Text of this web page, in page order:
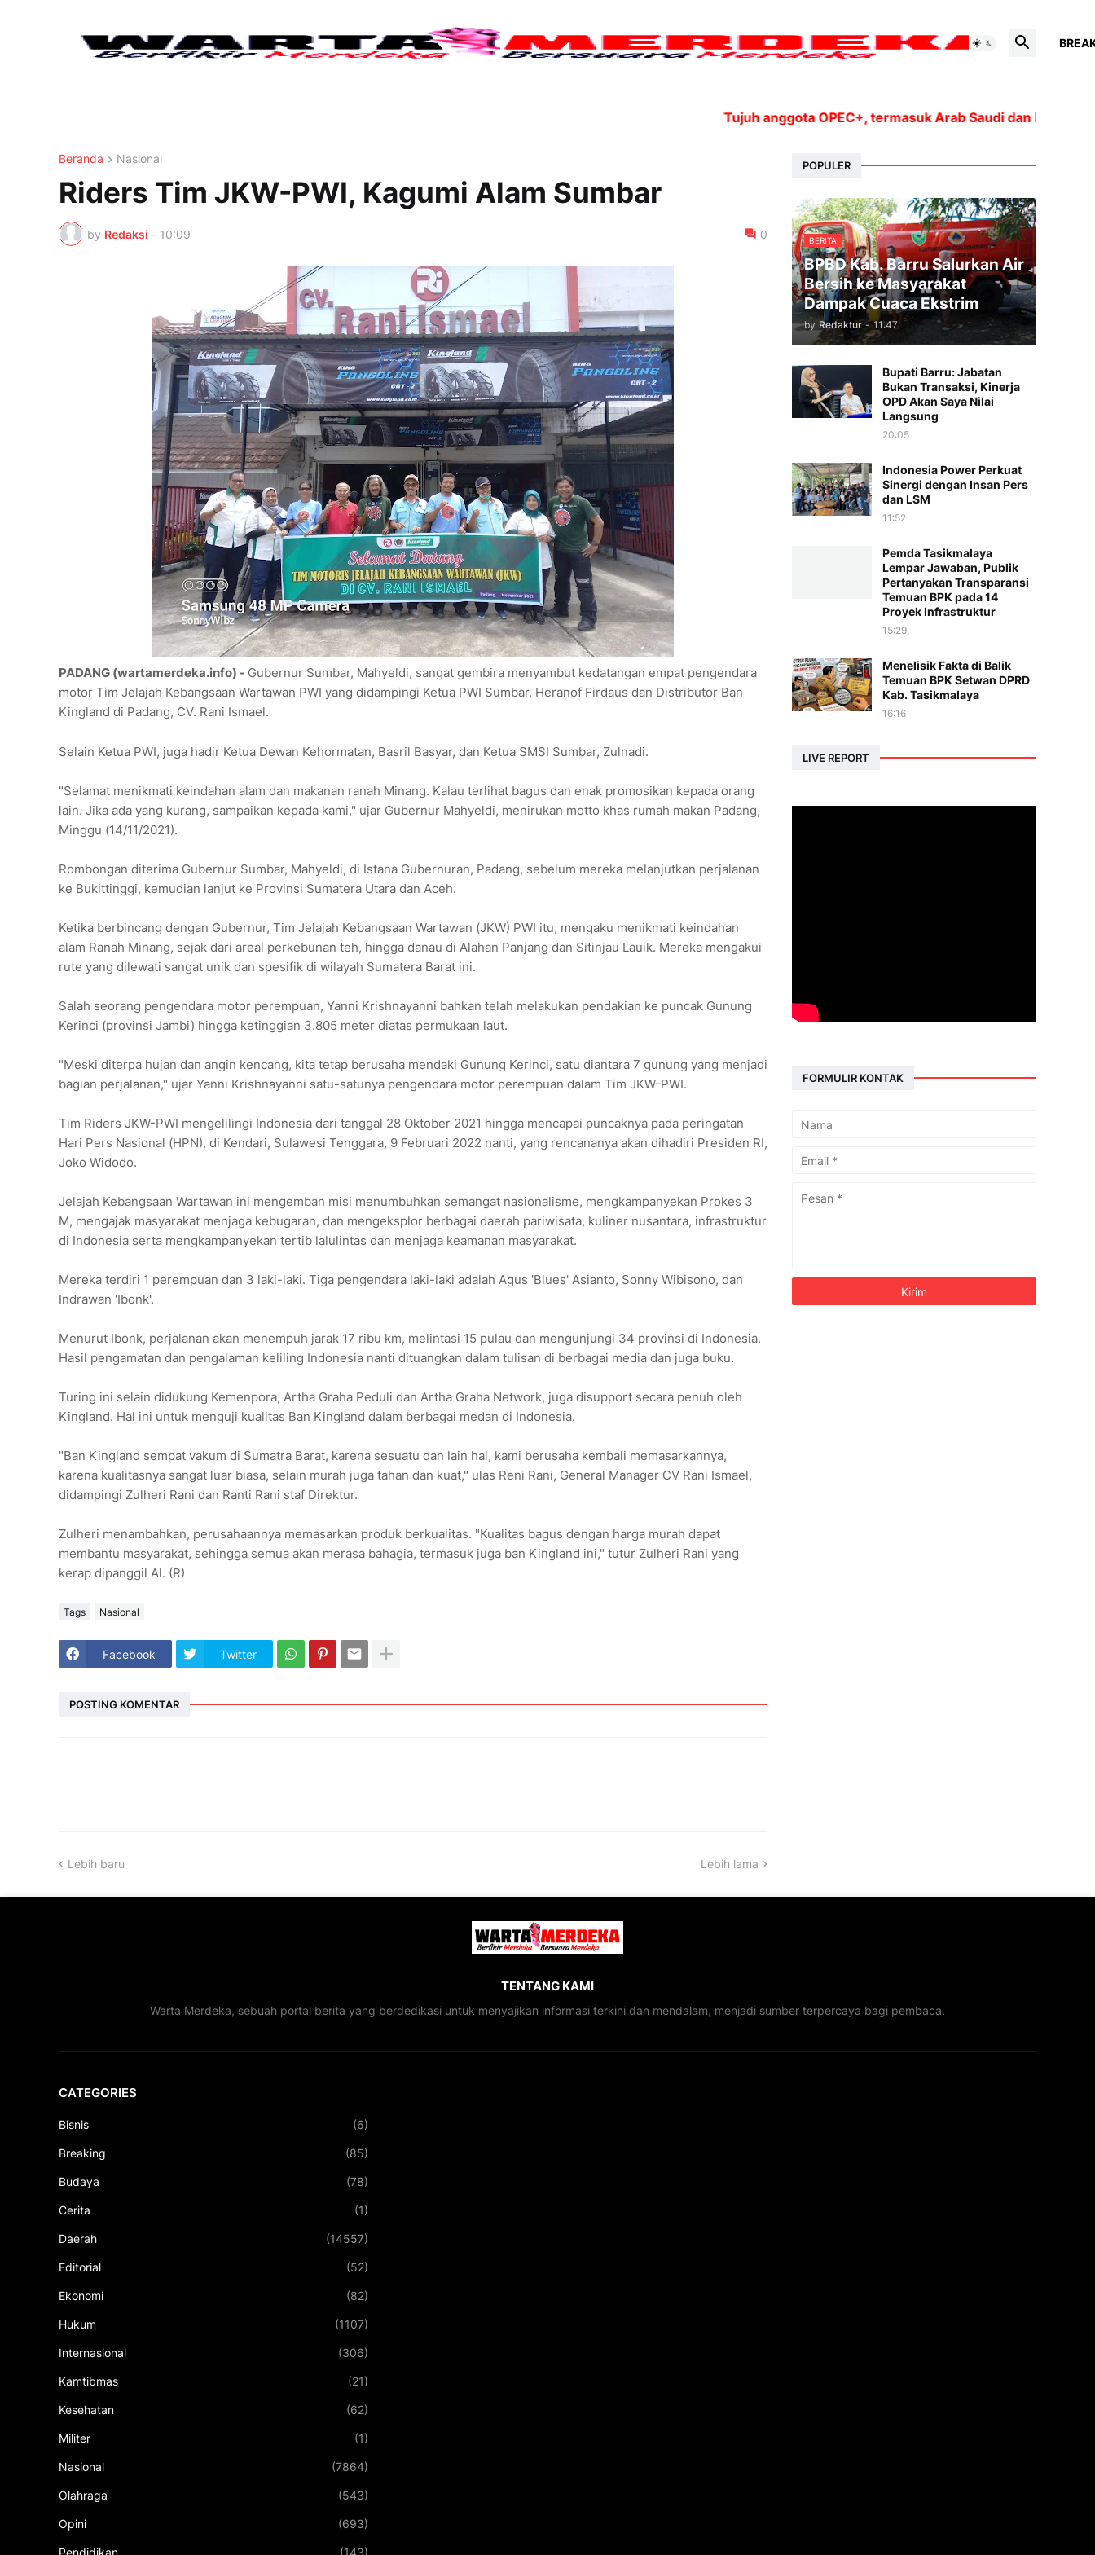
Tujuh anggota OPEC+, termasuk Arab Saudi dan Rusia, akan
Beranda Nasional
Riders Tim JKW-PWI, Kagumi Alam Sumbar
by Redaksi - 10:09 0
PADANG (wartamerdeka.info) - Gubernur Sumbar, Mahyeldi, sangat gembira menyambut kedatangan empat pengendara
motor Tim Jelajah Kebangsaan Wartawan PWI yang didampingi Ketua PWI Sumbar, Heranof Firdaus dan Distributor Ban
Kingland di Padang, CV. Rani Ismael.
Selain Ketua PWI, juga hadir Ketua Dewan Kehormatan, Basril Basyar, dan Ketua SMSI Sumbar, Zulnadi.
"Selamat menikmati keindahan alam dan makanan ranah Minang. Kalau terlihat bagus dan enak promosikan kepada orang
lain. Jika ada yang kurang, sampaikan kepada kami," ujar Gubernur Mahyeldi, menirukan motto khas rumah makan Padang,
Minggu (14/11/2021).
Rombongan diterima Gubernur Sumbar, Mahyeldi, di Istana Gubernuran, Padang, sebelum mereka melanjutkan perjalanan
ke Bukittinggi, kemudian lanjut ke Provinsi Sumatera Utara dan Aceh.
Ketika berbincang dengan Gubernur, Tim Jelajah Kebangsaan Wartawan (JKW) PWI itu, mengaku menikmati keindahan
alam Ranah Minang, sejak dari areal perkebunan teh, hingga danau di Alahan Panjang dan Sitinjau Lauik. Mereka mengakui
rute yang dilewati sangat unik dan spesifik di wilayah Sumatera Barat ini.
Salah seorang pengendara motor perempuan, Yanni Krishnayanni bahkan telah melakukan pendakian ke puncak Gunung
Kerinci (provinsi Jambi) hingga ketinggian 3.805 meter diatas permukaan laut.
"Meski diterpa hujan dan angin kencang, kita tetap berusaha mendaki Gunung Kerinci, satu diantara 7 gunung yang menjadi
bagian perjalanan," ujar Yanni Krishnayanni satu-satunya pengendara motor perempuan dalam Tim JKW-PWI.
Tim Riders JKW-PWI mengelilingi Indonesia dari tanggal 28 Oktober 2021 hingga mencapai puncaknya pada peringatan
Hari Pers Nasional (HPN), di Kendari, Sulawesi Tenggara, 9 Februari 2022 nanti, yang rencananya akan dihadiri Presiden RI,
Joko Widodo.
Jelajah Kebangsaan Wartawan ini mengemban misi menumbuhkan semangat nasionalisme, mengkampanyekan Prokes 3
M, mengajak masyarakat menjaga kebugaran, dan mengeksplor berbagai daerah pariwisata, kuliner nusantara, infrastruktur
di Indonesia serta mengkampanyekan tertib lalulintas dan menjaga keamanan masyarakat.
Mereka terdiri 1 perempuan dan 3 laki-laki. Tiga pengendara laki-laki adalah Agus 'Blues' Asianto, Sonny Wibisono, dan
Indrawan 'Ibonk'.
Menurut Ibonk, perjalanan akan menempuh jarak 17 ribu km, melintasi 15 pulau dan mengunjungi 34 provinsi di Indonesia.
Hasil pengamatan dan pengalaman keliling Indonesia nanti dituangkan dalam tulisan di berbagai media dan juga buku.
Turing ini selain didukung Kemenpora, Artha Graha Peduli dan Artha Graha Network, juga disupport secara penuh oleh
Kingland. Hal ini untuk menguji kualitas Ban Kingland dalam berbagai medan di Indonesia.
"Ban Kingland sempat vakum di Sumatra Barat, karena sesuatu dan lain hal, kami berusaha kembali memasarkannya,
karena kualitasnya sangat luar biasa, selain murah juga tahan dan kuat," ulas Reni Rani, General Manager CV Rani Ismael,
didampingi Zulheri Rani dan Ranti Rani staf Direktur.
Zulheri menambahkan, perusahaannya memasarkan produk berkualitas. "Kualitas bagus dengan harga murah dapat
membantu masyarakat, sehingga semua akan merasa bahagia, termasuk juga ban Kingland ini," tutur Zulheri Rani yang
kerap dipanggil Al. (R)
Tags Nasional
Facebook Twitter
POSTING KOMENTAR
Lebih baru Lebih lama
POPULER
BERITA
BPBD Kab. Barru Salurkan Air
Bersih ke Masyarakat
Dampak Cuaca Ekstrim
by Redaktur - 11:47
Bupati Barru: Jabatan
Bukan Transaksi, Kinerja
OPD Akan Saya Nilai
Langsung
20:05
Indonesia Power Perkuat
Sinergi dengan Insan Pers
dan LSM
11:52
Pemda Tasikmalaya
Lempar Jawaban, Publik
Pertanyakan Transparansi
Temuan BPK pada 14
Proyek Infrastruktur
15:29
Menelisik Fakta di Balik
Temuan BPK Setwan DPRD
Kab. Tasikmalaya
16:16
LIVE REPORT
FORMULIR KONTAK
TENTANG KAMI
Warta Merdeka, sebuah portal berita yang berdedikasi untuk menyajikan informasi terkini dan mendalam, menjadi sumber terpercaya bagi pembaca.
CATEGORIES
Bisnis (6)
Breaking (85)
Budaya (78)
Cerita (1)
Daerah (14557)
Editorial (52)
Ekonomi (82)
Hukum (1107)
Internasional (306)
Kamtibmas (21)
Kesehatan (62)
Militer (1)
Nasional (7864)
Olahraga (543)
Opini (693)